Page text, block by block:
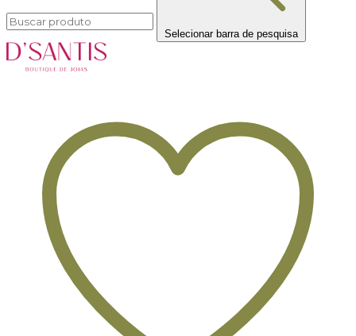
Selecionar barra de pesquisa